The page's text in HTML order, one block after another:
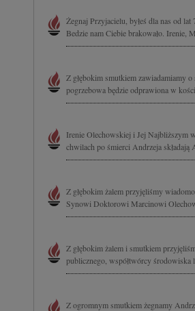
Żegnaj Przyjacielu, byłeś dla nas od
Bedzie nam Ciebie brakowało. Irenie,
Z głębokim smutkiem zawiadamiamy
pogrzebowa będzie odprawiona w
Irenie Olechowskiej i Jej Najbliższym
chwilach po śmierci Andrzeja
Z głębokim żalem przyjęliśmy
Synowi Doktorowi Marcinowi
Z głębokim żalem i smutkiem
publicznego, współtwórcy środowiska
Z ogromnym smutkiem żegnamy